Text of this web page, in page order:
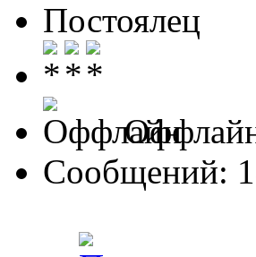
Постоялец
Сообщений: